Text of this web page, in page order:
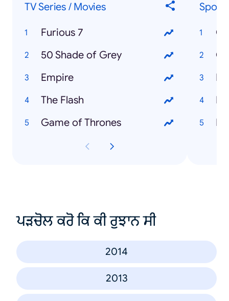
TV Series / Movies
Furious 7
50 Shade of Grey
Empire
The Flash
Game of Thrones
Sport
ਪੜਚੋਲ ਕਰੋ ਕਿ ਕੀ ਰੁਝਾਨ ਸੀ
2014
2013